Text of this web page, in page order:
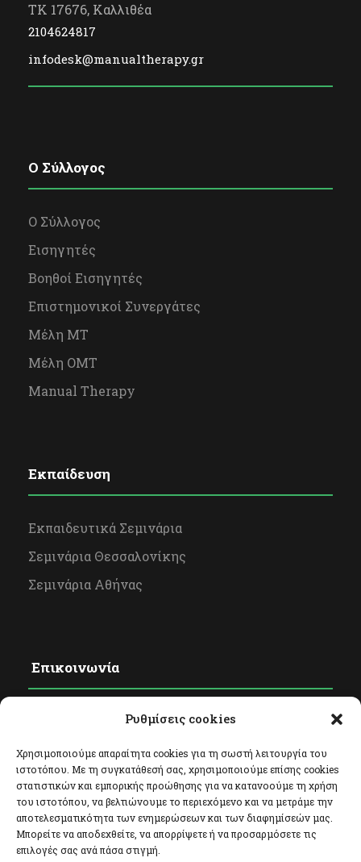
Ρυθμίσεις cookies
Χρησιμοποιούμε απαραίτητα cookies για τη σωστή λειτουργία του
ιστοτόπου. Με τη συγκατάθεσή σας, χρησιμοποιούμε επίσης cookies
στατιστικών και εμπορικής προώθησης για να κατανοούμε τη χρήση
του ιστοτόπου, να βελτιώνουμε το περιεχόμενο και να μετράμε την
αποτελεσματικότητα των ενημερώσεων και των διαφημίσεών μας.
Μπορείτε να αποδεχθείτε, να απορρίψετε ή να προσαρμόσετε τις
επιλογές σας ανά πάσα στιγμή.
TK 17676, Καλλιθέα
2104624817
infodesk@manualtherapy.gr
O Σύλλογος
Ο Σύλλογος
Εισηγητές
Βοηθοί Εισηγητές
Επιστημονικοί Συνεργάτες
Μέλη ΜΤ
Μέλη OΜΤ
Manual Therapy
Εκπαίδευση
Εκπαιδευτικά Σεμινάρια
Σεμινάρια Θεσσαλονίκης
Σεμινάρια Αθήνας
Επικοινωνία
Φόρμα Επικοινωνίας
Facebook
Twitter
Instagram